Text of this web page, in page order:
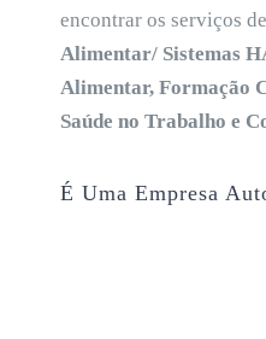
encontrar os serviços de
Alimentar/ Sistemas
Alimentar, Formação
Saúde no Trabalho e
É Uma Empresa